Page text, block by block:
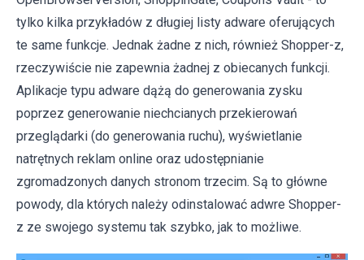
tylko kilka przykładów z długiej listy adware oferujących
te same funkcje. Jednak żadne z nich, również Shopper-z,
rzeczywiście nie zapewnia żadnej z obiecanych funkcji.
Aplikacje typu adware dążą do generowania zysku
poprzez generowanie niechcianych przekierowań
przeglądarki (do generowania ruchu), wyświetlanie
natrętnych reklam online oraz udostępnianie
zgromadzonych danych stronom trzecim. Są to główne
powody, dla których należy odinstalować adwre Shopper-
z ze swojego systemu tak szybko, jak to możliwe.